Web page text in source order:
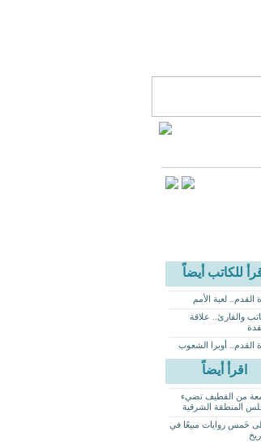
للكاتب أيضاً
القدم.. لعبة الأمم
والقارئ.. علاقة
القدم.. أوبرا الشعوب
اقرأ أيضاً
من القطيف تضيء
المنطقة الشرقية
خَمس روايات مبيعًا في